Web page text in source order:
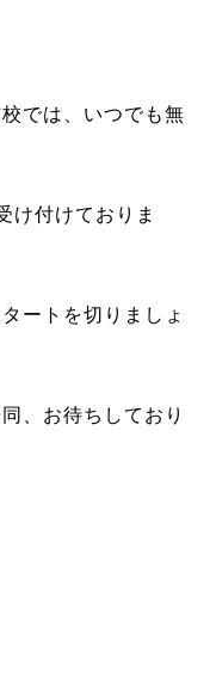
では、いつでも無
け付けておりま
ートを切りましょ
、お待ちしており